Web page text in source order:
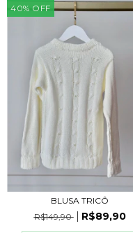
40% OFF
BLUSA TRICÔ
R$149,90
R$89,90